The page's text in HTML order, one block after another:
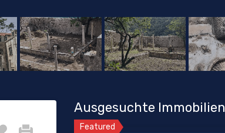
Ausgesuchte Immobilien
Featured